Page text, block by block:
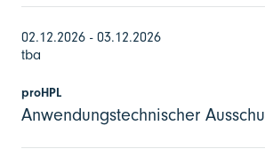
02.12.2026 - 03.12.2026
tba
proHPL
Anwendungstechnischer